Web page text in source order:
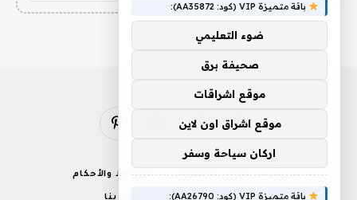
باقة متميزة VIP (كود: AA35872):
ضوء التعليمي
صحيفة برق
موقع اشراقات
موقع اشراق اون لاين
اركان سياحة وسفر
باقة متميزة VIP (كود: AA26790):
فيسبوك
X
الانستغرامبينتيريست
من نحن إخلاء المسؤولية الشروط والأحكام
سياسة الخصوصية اتصل بنا